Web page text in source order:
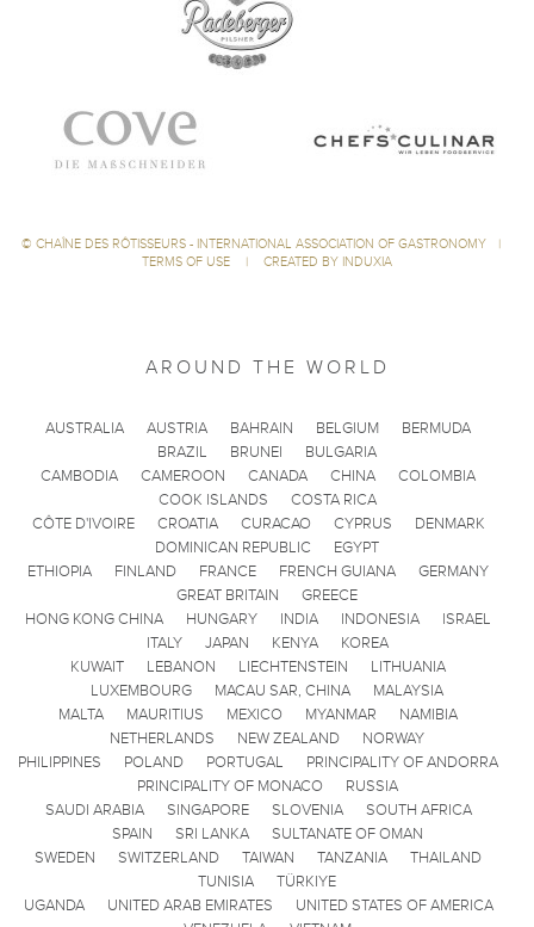
© CHAÎNE DES RÔTISSEURS - INTERNATIONAL ASSOCIATION OF GASTRONOMY
|
TERMS OF USE
| CREATED BY INDUXIA
AROUND THE WORLD
AUSTRALIA AUSTRIA BAHRAIN BELGIUM
BERMUDA
BRAZIL
BRUNEI
BULGARIA
CAMBODIA
CAMEROON CANADA CHINA
COLOMBIA
COOK ISLANDS
COSTA RICA
CÔTE D'IVOIRE
CROATIA CURACAO CYPRUS
DENMARK
DOMINICAN REPUBLIC
EGYPT
ETHIOPIA
FINLAND FRANCE FRENCH GUIANA
GERMANY
GREAT BRITAIN
GREECE
HONG KONG CHINA
HUNGARY INDIA INDONESIA
ISRAEL
ITALY
JAPAN KENYA
KOREA
KUWAIT
LEBANON LIECHTENSTEIN
LITHUANIA
LUXEMBOURG
MACAU SAR, CHINA
MALAYSIA
MALTA
MAURITIUS MEXICO MYANMAR
NAMIBIA
NETHERLANDS
NEW ZEALAND
NORWAY
PHILIPPINES
POLAND PORTUGAL
PRINCIPALITY OF ANDORRA
PRINCIPALITY OF MONACO
RUSSIA
SAUDI ARABIA
SINGAPORE SLOVENIA
SOUTH AFRICA
SPAIN
SRI LANKA
SULTANATE OF OMAN
SWEDEN
SWITZERLAND TAIWAN TANZANIA
THAILAND
TUNISIA
TÜRKIYE
UGANDA
UNITED ARAB EMIRATES
UNITED STATES OF AMERICA